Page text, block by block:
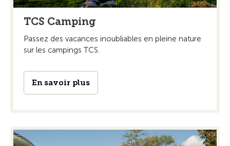
TCS Camping
Passez des vacances inoubliables en pleine nature
sur les campings TCS.
En savoir plus